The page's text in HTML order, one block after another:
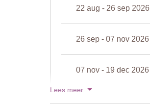
22 aug - 26 sep 2026
26 sep - 07 nov 2026
07 nov - 19 dec 2026
Lees meer